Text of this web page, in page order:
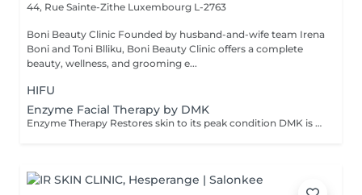
44, Rue Sainte-Zithe Luxembourg L-2763
Boni Beauty Clinic Founded by husband-and-wife team Irena
Boni and Toni Blliku, Boni Beauty Clinic offers a complete
beauty, wellness, and grooming e...
HIFU
Enzyme Facial Therapy by DMK
Enzyme Therapy Restores skin to its peak condition DMK is the only company in the world to utilize the beneficial effects of transfer-messenger enzymes. Enzymes are living substances that regulate health and work with certain minerals in the body to form a natural system of antioxidants that fight corrosive free radicals. Properly formulated, they can remove dead protein, toxins, and other effluvia from the epidermis using a process called 'reverse osmosis.' DMK Enzyme Treatments work with the skin. The enzymes aim to strengthen the structural integrity of the skin to create a healthy environment for cells to live and thrive. Thérapie enzymatique Restaure la peau à son état optimal DMK est la seule entreprise au monde à utiliser les effets bénéfiques des enzymes de transfert de messagers. Les enzymes sont des substances vivantes qui régulent la santé et travaillent avec certains minéraux du corps pour former un système naturel d'antioxydants qui combattent les radicaux libres corrosifs. Correctement formulés, ils peuvent éliminer les protéines mortes, les toxines et autres effluves de l'épiderme grâce à un processus appelé « osmose inverse ». Les traitements enzymatiques DMK agissent avec la peau. Les enzymes visent à renforcer l'intégrité structurelle de la peau afin de créer un environnement sain permettant aux cellules de vivre et de se développer.